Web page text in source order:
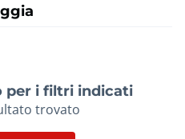
per i filtri indicati
trovato